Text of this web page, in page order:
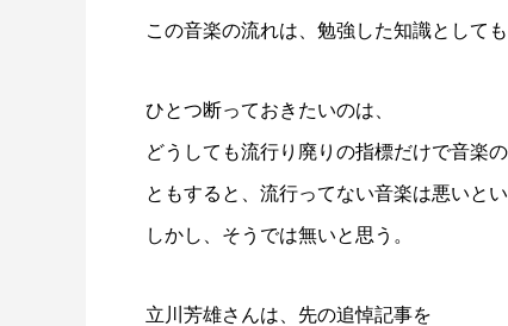
この音楽の流れは、勉強した知識として
ひとつ断っておきたいのは、
どうしても流行り廃りの指標だけで音楽
ともすると、流行ってない音楽は悪いと
しかし、そうでは無いと思う。
立川芳雄さんは、先の追悼記事を